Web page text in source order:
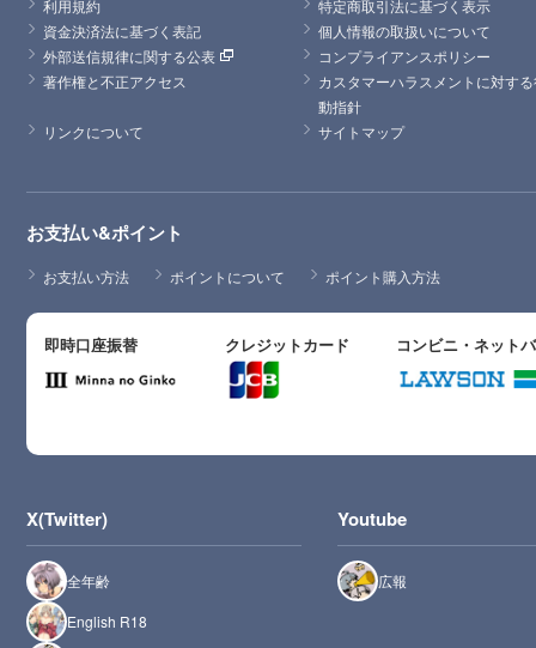
利用規約
特定商取引法に基づく表示
資金決済法に基づく表記
個人情報の取扱いについて
外部送信規律に関する公表
コンプライアンスポリシー
著作権と不正アクセス
カスタマーハラスメントに対す
動指針
リンクについて
サイトマップ
お支払い&ポイント
お支払い方法 ポイントについて ポイント購入方法
即時口座振替 クレジットカード コンビニ・ネット
X(Twitter)
全年齢
English R18
Youtube
広報